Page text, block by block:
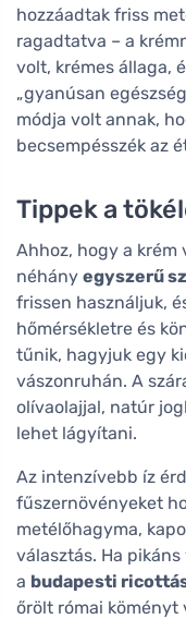
hozzáadtak friss
ragadtatva – a
volt, krémes állaga,
„gyanúsan
módja volt annak,
becsempésszék az
Tippek a
Ahhoz, hogy a krém
néhány egyszerű
frissen használjuk,
hőmérsékletre és
tűnik, hagyjuk egy
vászonruhán. A
olívaolajjal, natúr
lehet lágyítani.
Az intenzívebb íz
fűszernövényeket
metélőhagyma,
választás. Ha
a budapesti
őrölt római köményt